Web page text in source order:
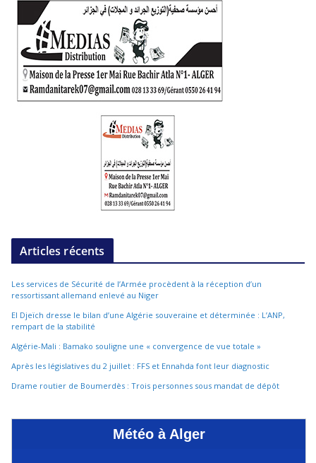
Articles récents
Les services de Sécurité de l’Armée procèdent à la réception d’un
ressortissant allemand enlevé au Niger
El Djeïch dresse le bilan d’une Algérie souveraine et déterminée : L’ANP,
rempart de la stabilité
Algérie-Mali : Bamako souligne une « convergence de vue totale »
Après les législatives du 2 juillet : FFS et Ennahda font leur diagnostic
Drame routier de Boumerdès : Trois personnes sous mandat de dépôt
Météo à Alger